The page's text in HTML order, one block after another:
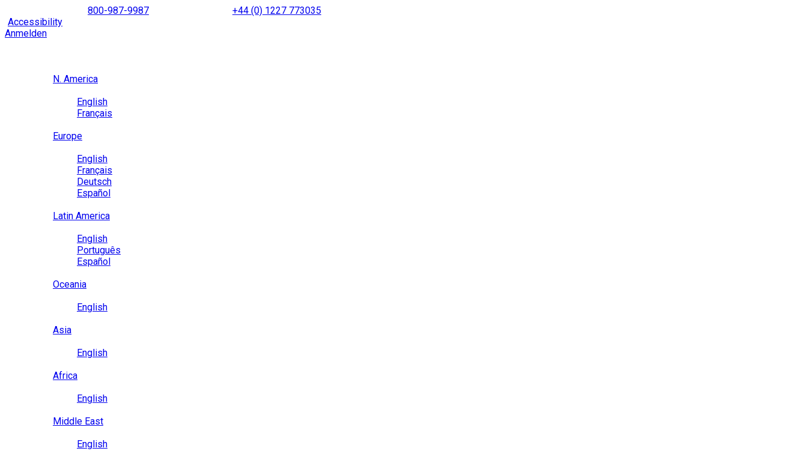
to
content
800-987-9987
+44 (0) 1227 773035
Accessibility
Anmelden
N. America
English
Français
Europe
English
Français
Deutsch
Español
Latin America
English
Português
Español
Oceania
English
Asia
English
Africa
English
Middle East
English